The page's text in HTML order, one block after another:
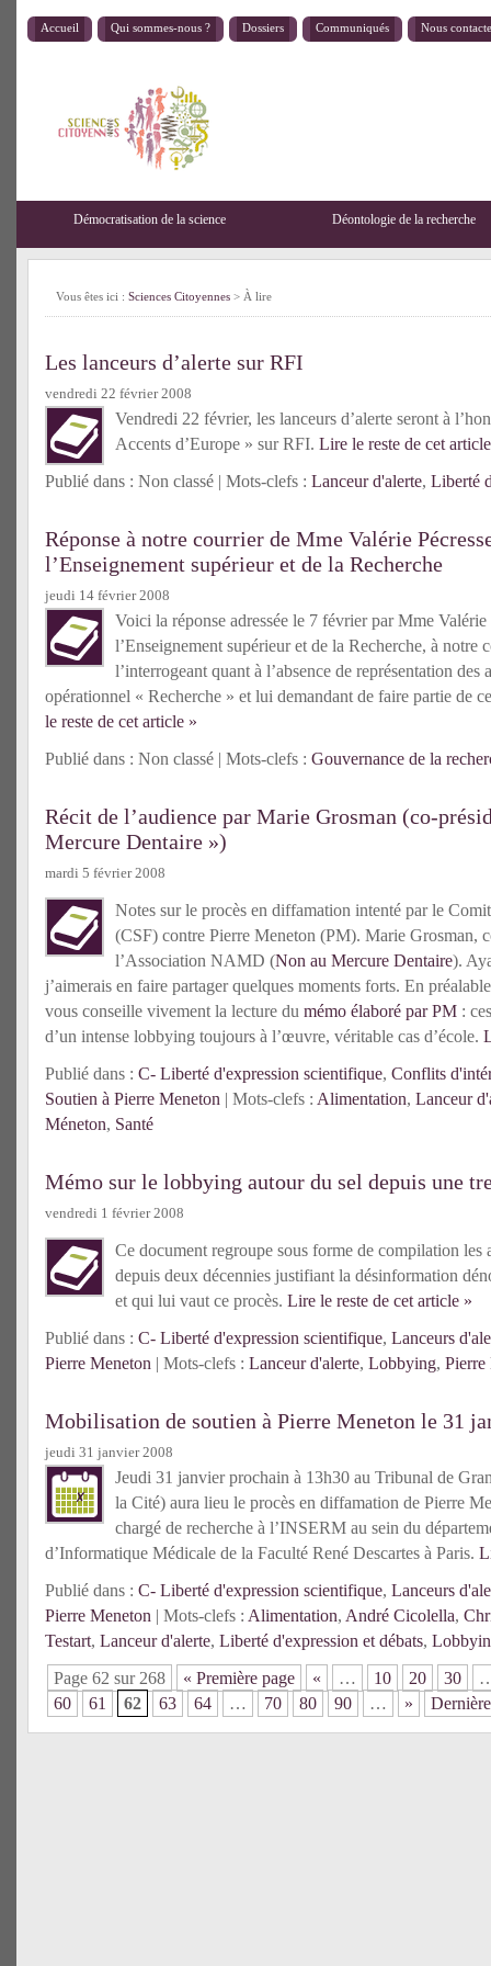
Accueil Qui sommes-nous ? Dossiers Communiqués Nous
Démocratisation de la science Déontologie de la recherche
Vous êtes ici : Sciences Citoyennes > À lire
Les lanceurs d’alerte sur RFI
vendredi 22 février 2008
Vendredi 22 février, les lanceurs d’alerte seront à
Accents d’Europe » sur RFI. Lire le reste de cet
Publié dans : Non classé | Mots-clefs : Lanceur d'alerte, Liberté
Réponse à notre courrier de Mme Valérie
l’Enseignement supérieur et de la Recherche
jeudi 14 février 2008
Voici la réponse adressée le 7 février par Mme Valérie
l’Enseignement supérieur et de la Recherche, à notre
l’interrogeant quant à l’absence de représentation des
opérationnel « Recherche » et lui demandant de faire partie de
le reste de cet article »
Publié dans : Non classé | Mots-clefs : Gouvernance de la
Récit de l’audience par Marie Grosman (co-
Mercure Dentaire »)
mardi 5 février 2008
Notes sur le procès en diffamation intenté par le
(CSF) contre Pierre Meneton (PM). Marie Grosman,
l’Association NAMD (Non au Mercure Dentaire).
j’aimerais en faire partager quelques moments forts. En
vous conseille vivement la lecture du mémo élaboré par PM :
d’un intense lobbying toujours à l’œuvre, véritable cas d’école.
Publié dans : C- Liberté d'expression scientifique, Conflits
Soutien à Pierre Meneton | Mots-clefs : Alimentation, Lanceur
Méneton, Santé
Mémo sur le lobbying autour du sel depuis une
vendredi 1 février 2008
Ce document regroupe sous forme de compilation les
depuis deux décennies justifiant la désinformation
et qui lui vaut ce procès. Lire le reste de cet article »
Publié dans : C- Liberté d'expression scientifique, Lanceurs
Pierre Meneton | Mots-clefs : Lanceur d'alerte, Lobbying, Pierre
Mobilisation de soutien à Pierre Meneton le 31
jeudi 31 janvier 2008
Jeudi 31 janvier prochain à 13h30 au Tribunal de
la Cité) aura lieu le procès en diffamation de Pierre
chargé de recherche à l’INSERM au sein du
d’Informatique Médicale de la Faculté René Descartes à Paris.
Publié dans : C- Liberté d'expression scientifique, Lanceurs
Pierre Meneton | Mots-clefs : Alimentation, André Cicolella,
Testart, Lanceur d'alerte, Liberté d'expression et débats,
Page 62 sur 268
« Première page « … 10 20 30
60
61 62 63 64 … 70 80 90 … »